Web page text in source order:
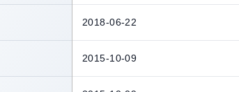
2018-06-22
2015-10-09